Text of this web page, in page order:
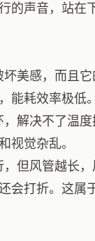
的声音，站在
美感，而且它
能耗效率极低。
解决不了温度
视觉杂乱。
但风管越长，
会打折。这属